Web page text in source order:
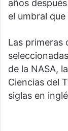
años
el umbral
Las primeras
de la NASA,
Ciencias del
siglas en